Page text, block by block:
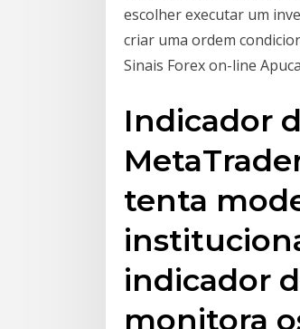
escolher executar um
criar uma ordem
Sinais Forex on-line
Indicador
tenta
indicador
monitora